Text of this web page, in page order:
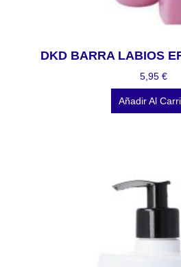
DKD BARRA LABIOS
5,95 €
Añadir Al